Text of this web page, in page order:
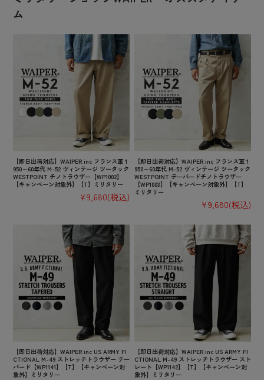
ム
【即日出荷対応】WAIPER.inc フランス軍 1
950～60年代 M-52 ヴィンテージ ツータック
WESTPOINT チノトラウザー【WP1002】
【キャンペーン対象外】【T】ミリタリー
¥9,680(税込)
【即日出荷対応】WAIPER.inc フランス軍 1
950～60年代 M-52 ヴィンテージ ツータック
WESTPOINT テーパードチノトラウザー
【WP1003】【キャンペーン対象外】【T】
ミリタリー
¥9,680(税込)
【即日出荷対応】WAIPER.inc US ARMY FI
CTIONAL M-49 ストレッチトラウザー テー
パード【WP1141】【T】【キャンペーン対
象外】ミリタリー
【即日出荷対応】WAIPER.inc US ARMY FI
CTIONAL M-49 ストレッチトラウザー スト
レート【WP1142】【T】【キャンペーン対
象外】ミリタリー